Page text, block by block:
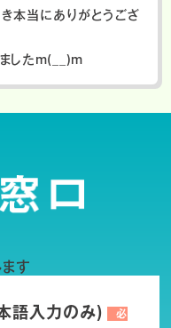
本当にありがとうござ
したm(__)m
す
語入力のみ)
必